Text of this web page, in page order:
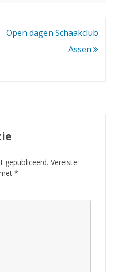
Open dagen Schaakclub
Assen
gepubliceerd. Vereiste
*